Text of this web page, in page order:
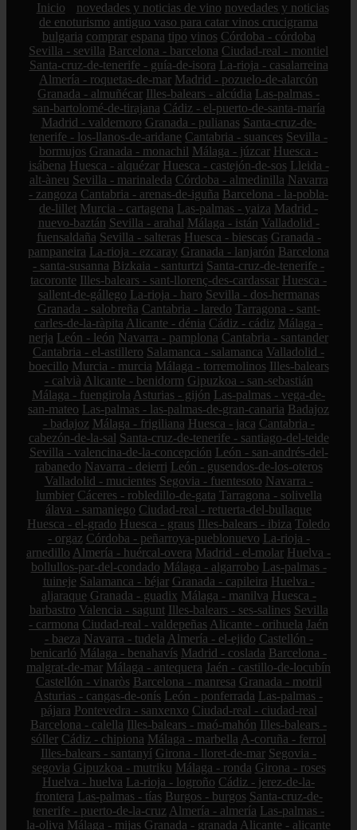
Inicio novedades y noticias de vino novedades y noticias
de enoturismo antiguo vaso para catar vinos crucigrama
bulgaria comprar espana tipo vinos Córdoba - córdoba
Sevilla - sevilla Barcelona - barcelona Ciudad-real - montiel
Santa-cruz-de-tenerife - guía-de-isora La-rioja - casalarreina
Almería - roquetas-de-mar Madrid - pozuelo-de-alarcón
Granada - almuñécar Illes-balears - alcúdia Las-palmas -
san-bartolomé-de-tirajana Cádiz - el-puerto-de-santa-maría
Madrid - valdemoro Granada - pulianas Santa-cruz-de-
tenerife - los-llanos-de-aridane Cantabria - suances Sevilla -
bormujos Granada - monachil Málaga - júzcar Huesca -
isábena Huesca - alquézar Huesca - castejón-de-sos Lleida -
alt-àneu Sevilla - marinaleda Córdoba - almedinilla Navarra
- zangoza Cantabria - arenas-de-iguña Barcelona - la-pobla-
de-lillet Murcia - cartagena Las-palmas - yaiza Madrid -
nuevo-baztán Sevilla - arahal Málaga - istán Valladolid -
fuensaldaña Sevilla - salteras Huesca - biescas Granada -
pampaneira La-rioja - ezcaray Granada - lanjarón Barcelona
- santa-susanna Bizkaia - santurtzi Santa-cruz-de-tenerife -
tacoronte Illes-balears - sant-llorenç-des-cardassar Huesca -
sallent-de-gállego La-rioja - haro Sevilla - dos-hermanas
Granada - salobreña Cantabria - laredo Tarragona - sant-
carles-de-la-ràpita Alicante - dénia Cádiz - cádiz Málaga -
nerja León - león Navarra - pamplona Cantabria - santander
Cantabria - el-astillero Salamanca - salamanca Valladolid -
boecillo Murcia - murcia Málaga - torremolinos Illes-balears
- calvià Alicante - benidorm Gipuzkoa - san-sebastián
Málaga - fuengirola Asturias - gijón Las-palmas - vega-de-
san-mateo Las-palmas - las-palmas-de-gran-canaria Badajoz
- badajoz Málaga - frigiliana Huesca - jaca Cantabria -
cabezón-de-la-sal Santa-cruz-de-tenerife - santiago-del-teide
Sevilla - valencina-de-la-concepción León - san-andrés-del-
rabanedo Navarra - deierri León - gusendos-de-los-oteros
Valladolid - mucientes Segovia - fuentesoto Navarra -
lumbier Cáceres - robledillo-de-gata Tarragona - solivella
álava - samaniego Ciudad-real - retuerta-del-bullaque
Huesca - el-grado Huesca - graus Illes-balears - ibiza Toledo
- orgaz Córdoba - peñarroya-pueblonuevo La-rioja -
arnedillo Almería - huércal-overa Madrid - el-molar Huelva -
bollullos-par-del-condado Málaga - algarrobo Las-palmas -
tuineje Salamanca - béjar Granada - capileira Huelva -
aljaraque Granada - guadix Málaga - manilva Huesca -
barbastro Valencia - sagunt Illes-balears - ses-salines Sevilla
- carmona Ciudad-real - valdepeñas Alicante - orihuela Jaén
- baeza Navarra - tudela Almería - el-ejido Castellón -
benicarló Málaga - benahavís Madrid - coslada Barcelona -
malgrat-de-mar Málaga - antequera Jaén - castillo-de-locubín
Castellón - vinaròs Barcelona - manresa Granada - motril
Asturias - cangas-de-onís León - ponferrada Las-palmas -
pájara Pontevedra - sanxenxo Ciudad-real - ciudad-real
Barcelona - calella Illes-balears - maó-mahón Illes-balears -
sóller Cádiz - chipiona Málaga - marbella A-coruña - ferrol
Illes-balears - santanyí Girona - lloret-de-mar Segovia -
segovia Gipuzkoa - mutriku Málaga - ronda Girona - roses
Huelva - huelva La-rioja - logroño Cádiz - jerez-de-la-
frontera Las-palmas - tías Burgos - burgos Santa-cruz-de-
tenerife - puerto-de-la-cruz Almería - almería Las-palmas -
la-oliva Málaga - mijas Granada - granada Alicante - alicante